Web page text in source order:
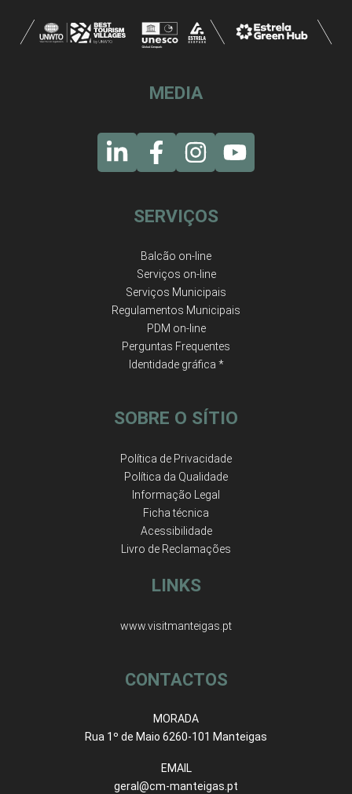
MEDIA
SERVIÇOS
Balcão on-line
Serviços on-line
Serviços Municipais
Regulamentos Municipais
PDM on-line
Perguntas Frequentes
Identidade gráfica *
SOBRE O SÍTIO
Política de Privacidade
Política da Qualidade
Informação Legal
Ficha técnica
Acessibilidade
Livro de Reclamações
LINKS
www.visitmanteigas.pt
CONTACTOS
MORADA
Rua 1º de Maio 6260-101 Manteigas
EMAIL
geral@cm-manteigas.pt